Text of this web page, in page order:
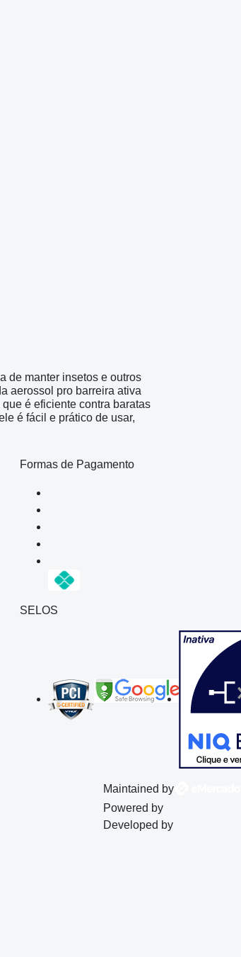
de manter insetos e outros
aerossol pro barreira ativa
é eficiente contra baratas
é fácil e prático de usar,
Formas de Pagamento
SELOS
Maintained by
Powered by
Developed by